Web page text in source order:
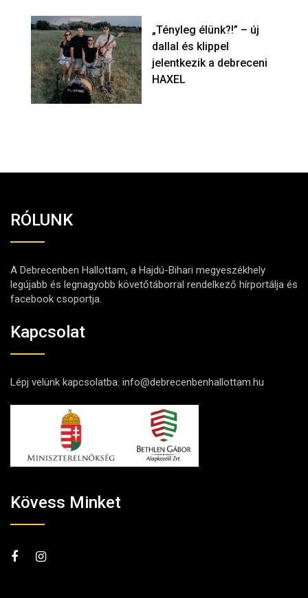
„Tényleg élünk?!” – új
dallal és klippel
jelentkezik a debreceni
HAXEL
RÓLUNK
A Debrecenben Hallottam, a Hajdú-Bihari megyeszékhely
legújabb és legnagyobb követőtáborral rendelkező hírportálja és
facebook csoportja.
Kapcsolat
Lépj velünk kapcsolatba: info@debrecenbenhallottam.hu
Kövess Minket